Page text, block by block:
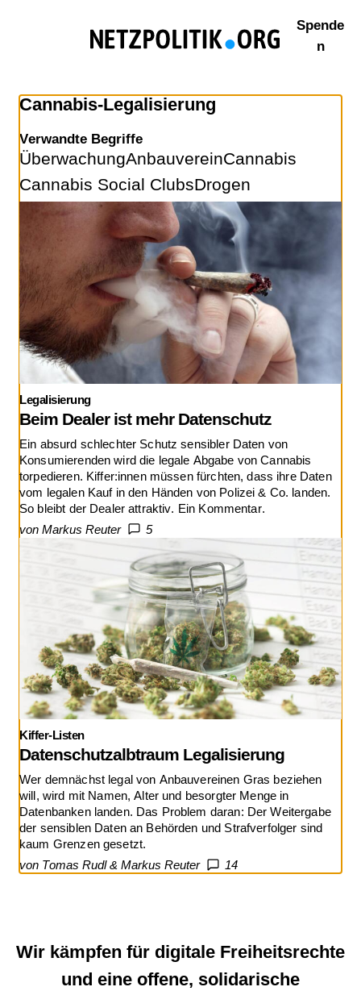
Spende
n
Cannabis-Legalisierung
Verwandte Begriffe
ÜberwachungAnbauvereinCannabis
Cannabis Social ClubsDrogen
Legalisierung
Beim Dealer ist mehr Datenschutz
Ein absurd schlechter Schutz sensibler Daten von
Konsumierenden wird die legale Abgabe von Cannabis
torpedieren. Kiffer:innen müssen fürchten, dass ihre Daten
vom legalen Kauf in den Händen von Polizei & Co. landen.
So bleibt der Dealer attraktiv. Ein Kommentar.
von Markus Reuter
5
Kiffer-Listen
Datenschutzalbtraum Legalisierung
Wer demnächst legal von Anbauvereinen Gras beziehen
will, wird mit Namen, Alter und besorgter Menge in
Datenbanken landen. Das Problem daran: Der Weitergabe
der sensiblen Daten an Behörden und Strafverfolger sind
kaum Grenzen gesetzt.
von Tomas Rudl & Markus Reuter
14
Wir kämpfen für digitale Freiheitsrechte
und eine offene, solidarische